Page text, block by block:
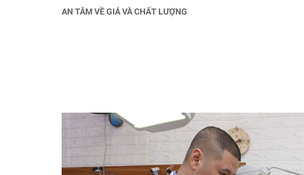
AN TÂM VỀ GIÁ VÀ CHẤT LƯỢNG